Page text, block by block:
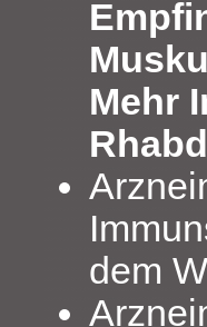
Mehr
dem